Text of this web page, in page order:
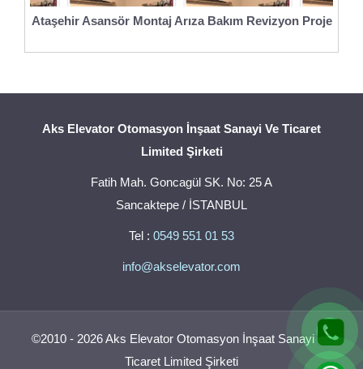
Ataşehir Asansör Montaj Arıza Bakım Revizyon Proje
Aks Elevator Otomasyon İnşaat Sanayi Ve Ticaret
Limited Şirketi
Fatih Mah. Goncagül SK. No: 25 A
Sancaktepe / İSTANBUL
Tel : 0549 551 01 53
info@akselevator.com
©2010 - 2026 Aks Elevator Otomasyon İnşaat Sanayi Ve
Ticaret Limited Şirketi